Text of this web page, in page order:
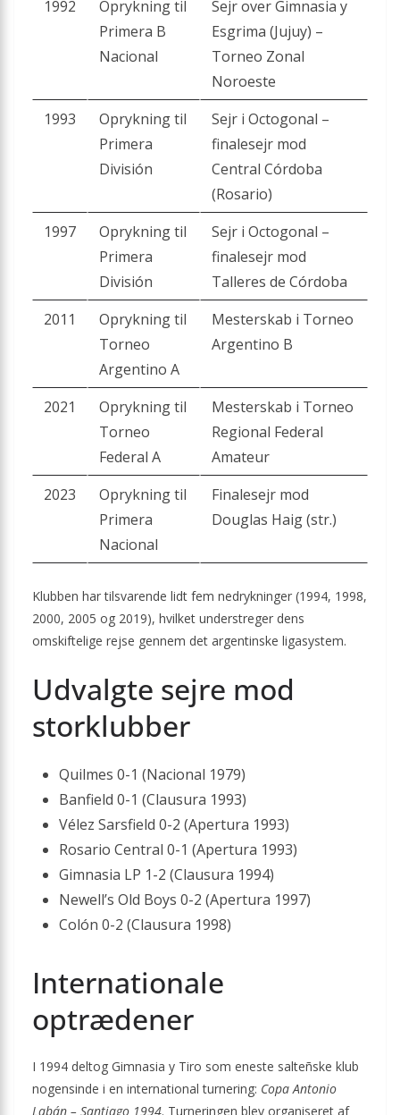
1992
Oprykning til
Primera B
Nacional
Sejr over Gimnasia y
Esgrima (Jujuy) –
Torneo Zonal
Noroeste
1993
Oprykning til
Primera
División
Sejr i Octogonal –
finalesejr mod
Central Córdoba
(Rosario)
1997
Oprykning til
Primera
División
Sejr i Octogonal –
finalesejr mod
Talleres de Córdoba
2011
Oprykning til
Torneo
Argentino A
Mesterskab i Torneo
Argentino B
2021
Oprykning til
Torneo
Federal A
Mesterskab i Torneo
Regional Federal
Amateur
2023
Oprykning til
Primera
Nacional
Finalesejr mod
Douglas Haig (str.)
Klubben har tilsvarende lidt fem nedrykninger (1994, 1998,
2000, 2005 og 2019), hvilket understreger dens
omskiftelige rejse gennem det argentinske ligasystem.
Udvalgte sejre mod
storklubber
Quilmes 0-1 (Nacional 1979)
Banfield 0-1 (Clausura 1993)
Vélez Sarsfield 0-2 (Apertura 1993)
Rosario Central 0-1 (Apertura 1993)
Gimnasia LP 1-2 (Clausura 1994)
Newell’s Old Boys 0-2 (Apertura 1997)
Colón 0-2 (Clausura 1998)
Internationale
optrædener
I 1994 deltog Gimnasia y Tiro som eneste salteñske klub
nogensinde i en international turnering: Copa Antonio
Labán – Santiago 1994. Turneringen blev organiseret af